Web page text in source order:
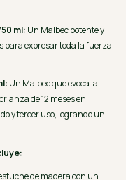
ml: Un Malbec potente y
para expresar toda la fuerza
Un Malbec que evoca la
de 12 meses en
y tercer uso, logrando un
de madera con un